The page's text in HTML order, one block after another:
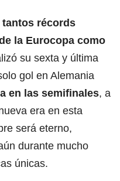
tantos récords
la Eurocopa como
su sexta y última
gol en Alemania
en las semifinales, a
era en esta
será eterno,
durante mucho
únicas.